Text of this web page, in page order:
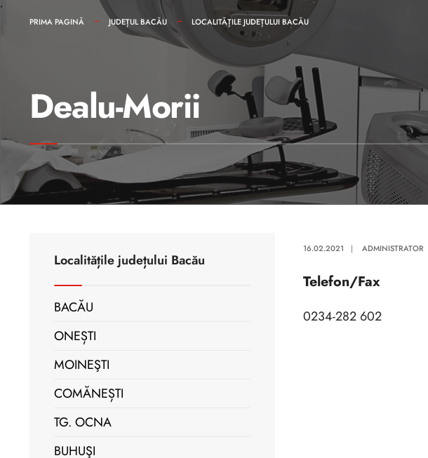
PRIMA PAGINĂ JUDEȚUL BACĂU LOCALITĂȚILE JUDEȚULUI BACĂU
Dealu-Morii
16.02.2021 | ADMINISTRATOR
Telefon/Fax
0234-282 602
Localitățile județului Bacău
BACĂU
ONEȘTI
MOINEŞTI
COMĂNEȘTI
TG. OCNA
BUHUŞI